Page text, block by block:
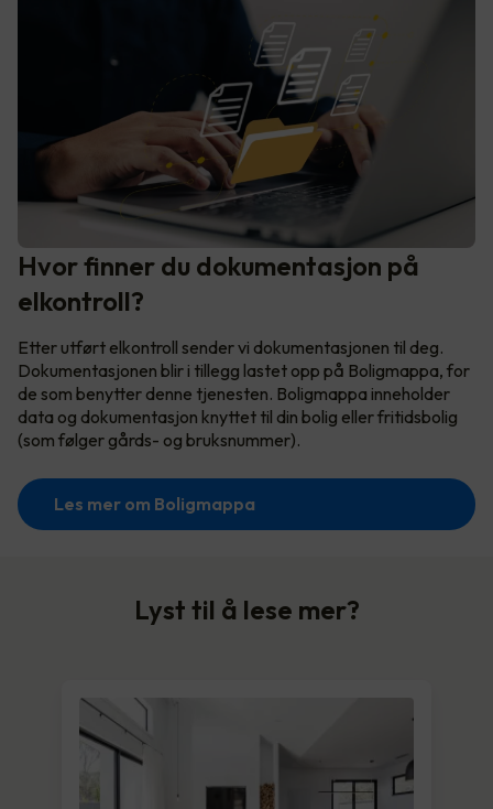
Hvor finner du dokumentasjon på
elkontroll?
Etter utført elkontroll sender vi dokumentasjonen til deg.
Dokumentasjonen blir i tillegg lastet opp på Boligmappa, for
de som benytter denne tjenesten. Boligmappa inneholder
data og dokumentasjon knyttet til din bolig eller fritidsbolig
(som følger gårds- og bruksnummer).
Les mer om Boligmappa
Lyst til å lese mer?